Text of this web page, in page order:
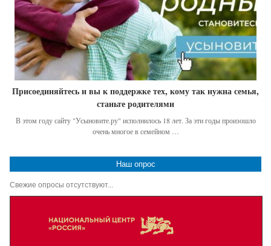
Присоединяйтесь и вы к поддержке тех, кому так нужна семья,
станьте родителями
В этом году сайту "Усыновите.ру" исполнилось 18 лет. За эти годы произошло
очень многое в семейном …
Наш опрос
Свежие опросы отсутствуют...